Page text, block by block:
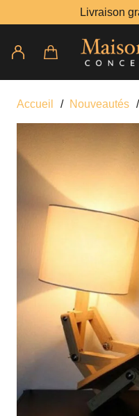
Livraison
Accueil / Nouveautés /